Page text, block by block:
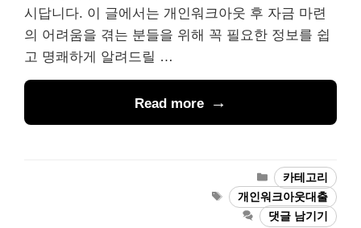
시답니다. 이 글에서는 개인워크아웃 후 자금 마련
의 어려움을 겪는 분들을 위해 꼭 필요한 정보를 쉽
고 명쾌하게 알려드릴 …
Read more
카
테
고
리
카테고리
태
그
개인워크아웃대출
댓글 남기기